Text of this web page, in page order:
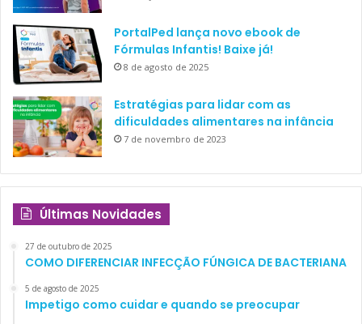
adolescentes de 13 a 20 anos. De qualquer forma, não são
números desprezíveis. Esse é um problema real, com o qual
devemos nos preocupar.
DIAGNÓSTICO: SINAIS DE
PERIGO
PortalPed lança novo ebook de
Fórmulas Infantis! Baixe já!
8 de agosto de 2025
Estratégias para lidar com as
dificuldades alimentares na infância
7 de novembro de 2023
Últimas Novidades
27 de outubro de 2025
COMO DIFERENCIAR INFECÇÃO FÚNGICA DE BACTERIANA
5 de agosto de 2025
Impetigo como cuidar e quando se preocupar